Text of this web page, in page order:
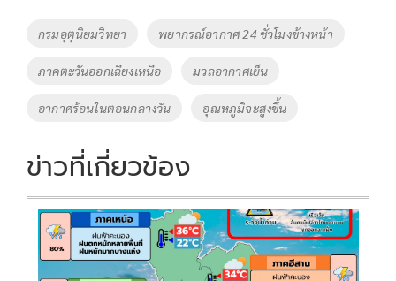
o
k k
Tags
กรมอุตุนิยมวิทยา พยากรณ์อากาศ 24 ชั่วโมงข้างหน้า
ภาคตะวันออกเฉียงเหนือ มวลอากาศเย็น
อากาศร้อนในตอนกลางวัน อุณหภูมิจะสูงขึ้น
ข่าวที่เกี่ยวข้อง